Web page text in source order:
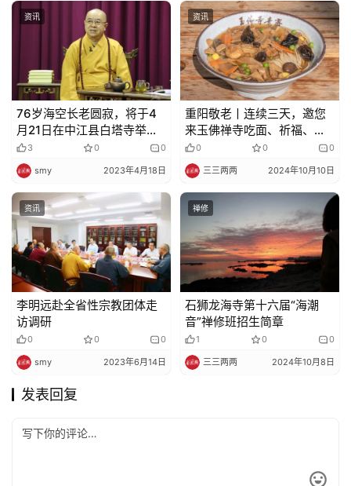
资讯
76岁海空长老圆寂，将于4
月21日在中江县白塔寺举行
追思会
3 0 0
smy 2023年4月18日
资讯
重阳敬老丨连续三天，邀您
来玉佛禅寺吃面、祈福、看
梵乐演出！
0 0 0
三三两两 2024年10月10日
资讯
李明远赴全省性宗教团体走
访调研
0 0 0
smy 2023年6月14日
禅修
石狮龙海寺第十六届“海潮
音”禅修班招生简章
1 0 0
三三两两 2024年10月8日
发表回复